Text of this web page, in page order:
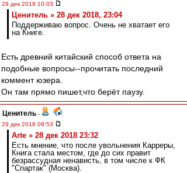
29 дек 2018 10:03
Ценитель » 28 дек 2018, 23:04
Поддерживаю вопрос. Очень не хватает его
на Книге.
Есть древний китайский способ ответа на
подобные вопросы--прочитать последний
коммент юзера.
Он там прямо пишет,что берёт паузу.
Ценитель -
29 дек 2018 09:53
Arte » 28 дек 2018 23:32
Есть мнение, что после увольнения Карреры,
Книга стала местом, где до сих правит
безрассудная ненависть, в том числе к ФК
"Спартак" (Москва).